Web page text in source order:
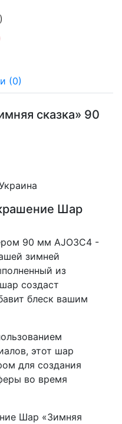
)
(0)
сказка» 90
Шар
90 мм AJO3C4 -
зимней
из
создаст
блеск вашим
этот шар
для создания
во время
Шар «Зимняя